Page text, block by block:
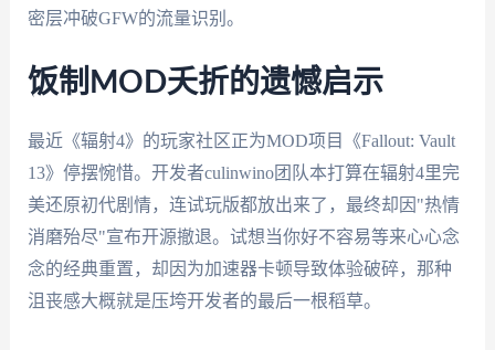
密层冲破GFW的流量识别。
饭制MOD夭折的遗憾启示
最近《辐射4》的玩家社区正为MOD项目《Fallout: Vault
13》停摆惋惜。开发者culinwino团队本打算在辐射4里完
美还原初代剧情，连试玩版都放出来了，最终却因"热情
消磨殆尽"宣布开源撤退。试想当你好不容易等来心心念
念的经典重置，却因为加速器卡顿导致体验破碎，那种
沮丧感大概就是压垮开发者的最后一根稻草。